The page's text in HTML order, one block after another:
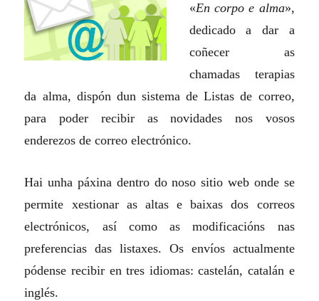
«En corpo e alma»,
dedicado a dar a
coñecer as
chamadas terapias
da alma, dispón dun sistema de Listas de correo,
para poder recibir as novidades nos vosos
enderezos de correo electrónico.
Hai unha páxina dentro do noso sitio web onde se
permite xestionar as altas e baixas dos correos
electrónicos, así como as modificacións nas
preferencias das listaxes. Os envíos actualmente
pódense recibir en tres idiomas: castelán, catalán e
inglés.